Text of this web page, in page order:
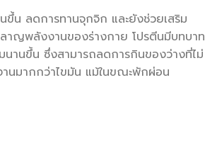
ขึ้น ลดการทานจุกจิก และยังช่วยเสริม
ลาญพลังงานของร่างกาย โปรตีนมีบทบาท
านขึ้น ซึ่งสามารถลดการกินของว่างที่ไม่
นมากกว่าไขมัน แม้ในขณะพักผ่อน